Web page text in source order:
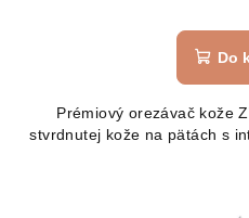
Do
Prémiový orezávač kože
stvrdnutej kože na pätách s